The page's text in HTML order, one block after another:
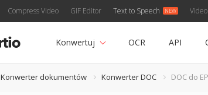
Compress Video GIF Editor Text to Speech
Konwertuj OCR API
Konwerter dokumentów Konwerter DOC DOC do